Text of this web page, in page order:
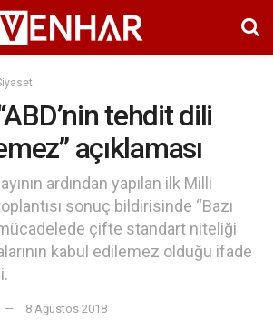
tehdit dili
açıklaması
ardından yapılan ilk Milli
sonuç bildirisinde “Bazı
çifte standart niteliği
kabul edilemez olduğu ifade
8 Ağustos 2018